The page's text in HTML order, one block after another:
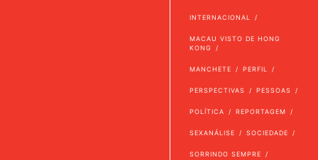
INTERNACIONAL
MACAU VISTO DE HONG
KONG
MANCHETE PERFIL
PERSPECTIVAS PESSOAS
POLÍTICA REPORTAGEM
SEXANÁLISE SOCIEDADE
SORRINDO SEMPRE